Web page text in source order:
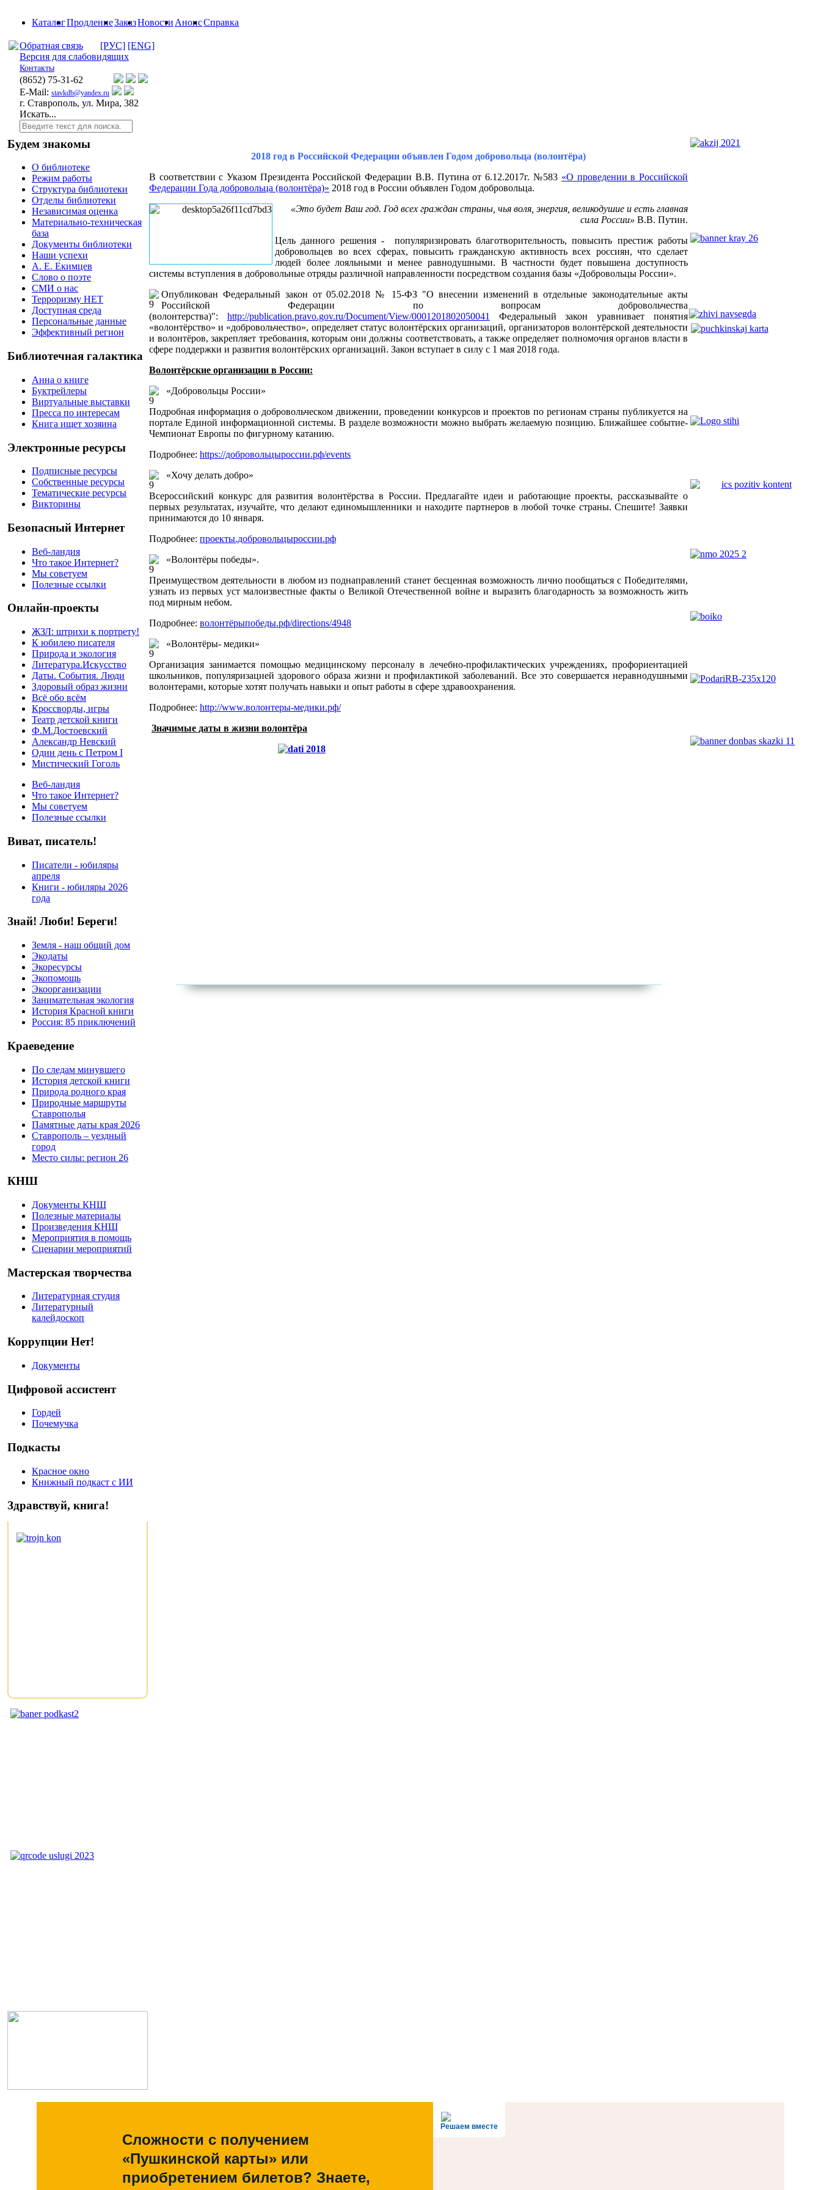
КаталогПродлениеЗаказНовости АнонсСправка
Обратная связь [РУС] [ENG]
Версия для слабовидящих
Контакты
(8652) 75-31-62
E-Mail: stavkdb@yandex.ru
г. Ставрополь, ул. Мира, 382
Искать...
Будем знакомы
О библиотеке
Режим работы
Структура библиотеки
Отделы библиотеки
Независимая оценка
Материально-техническая
база
Документы библиотеки
Наши успехи
А. Е. Екимцев
Слово о поэте
СМИ о нас
Терроризму НЕТ
Доступная среда
Персональные данные
Эффективный регион
Библиотечная галактика
Анна о книге
Буктрейлеры
Виртуальные выставки
Пресса по интересам
Книга ищет хозяина
Электронные ресурсы
Подписные ресурсы
Собственные ресурсы
Тематические ресурсы
Викторины
Безопасный Интернет
Веб-ландия
Что такое Интернет?
Мы советуем
Полезные ссылки
Онлайн-проекты
ЖЗЛ: штрихи к портрету!
К юбилею писателя
Природа и экология
Литература.Искусство
Даты. События. Люди
Здоровый образ жизни
Всё обо всём
Кроссворды, игры
Театр детской книги
Ф.М.Достоевский
Александр Невский
Один день с Петром I
Мистический Гоголь
Веб-ландия
Что такое Интернет?
Мы советуем
Полезные ссылки
Виват, писатель!
Писатели - юбиляры
апреля
Книги - юбиляры 2026
года
Знай! Люби! Береги!
Земля - наш общий дом
Экодаты
Экоресурсы
Экопомощь
Экоорганизации
Занимательная экология
История Красной книги
Россия: 85 приключений
Краеведение
По следам минувшего
История детской книги
Природа родного края
Природные маршруты
Ставрополья
Памятные даты края 2026
Ставрополь – уездный
город
Место силы: регион 26
КНШ
Документы КНШ
Полезные материалы
Произведения КНШ
Мероприятия в помощь
Сценарии мероприятий
Мастерская творчества
Литературная студия
Литературный
калейдоскоп
Коррупции Нет!
Документы
Цифровой ассистент
Гордей
Почемучка
Подкасты
Красное окно
Книжный подкаст с ИИ
Здравствуй, книга!
2018 год в Российской Федерации объявлен Годом добровольца (волонтёра)
В соответствии с Указом Президента Российской Федерации В.В. Путина от 6.12.2017г. №583 «О проведении в Российской
Федерации Года добровольца (волонтёра)» 2018 год в России объявлен Годом добровольца.
«Это будет Ваш год. Год всех граждан страны, чья воля, энергия, великодушие и есть главная
сила России» В.В. Путин.
Цель данного решения - популяризировать благотворительность, повысить престиж работы
добровольцев во всех сферах, повысить гражданскую активность всех россиян, что сделает
людей более лояльными и менее равнодушными. В частности будет повышена доступность
системы вступления в добровольные отряды различной направленности посредством создания базы «Добровольцы России».
Опубликован Федеральный закон от 05.02.2018 № 15-ФЗ "О внесении изменений в отдельные законодательные акты
Российской Федерации по вопросам добровольчества
(волонтерства)": http://publication.pravo.gov.ru/Document/View/0001201802050041
Федеральный закон уравнивает понятия
«волонтёрство» и «добровольчество», определяет статус волонтёрских организаций, организаторов волонтёрской деятельности
и волонтёров, закрепляет требования, которым они должны соответствовать, а также определяет полномочия органов власти в
сфере поддержки и развития волонтёрских организаций. Закон вступает в силу с 1 мая 2018 года.
Волонтёрские организации в России:
«Добровольцы России»
Подробная информация о добровольческом движении, проведении конкурсов и проектов по регионам страны публикуется на
портале Единой информационной системы. В разделе возможности можно выбрать желаемую позицию. Ближайшее событие-
Чемпионат Европы по фигурному катанию.
Подробнее: https://добровольцыроссии.рф/events
«Хочу делать добро»
Всероссийский конкурс для развития волонтёрства в России. Предлагайте идеи и работающие проекты, рассказывайте о
первых результатах, изучайте, что делают единомышленники и находите партнеров в любой точке страны. Спешите! Заявки
принимаются до 10 января.
Подробнее: проекты.добровольцыроссии.рф
«Волонтёры победы».
Преимуществом деятельности в любом из поднаправлений станет бесценная возможность лично пообщаться с Победителями,
узнать из первых уст малоизвестные факты о Великой Отечественной войне и выразить благодарность за возможность жить
под мирным небом.
Подробнее: волонтёрыпобеды.рф/directions/4948
«Волонтёры- медики»
Организация занимается помощью медицинскому персоналу в лечебно-профилактических учреждениях, профориентацией
школьников, популяризацией здорового образа жизни и профилактикой заболеваний. Все это совершается неравнодушными
волонтерами, которые хотят получать навыки и опыт работы в сфере здравоохранения.
Подробнее: http://www.волонтеры-медики.рф/
Значимые даты в жизни волонтёра
Решаем вместе
Сложности с получением
«Пушкинской карты» или
приобретением билетов? Знаете,